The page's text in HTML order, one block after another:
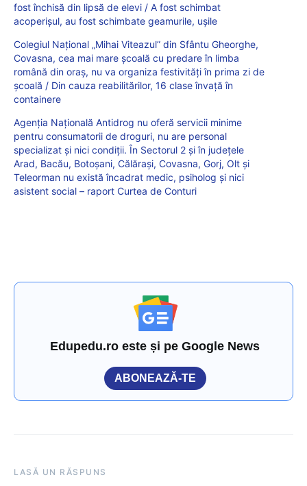
fost închisă din lipsă de elevi / A fost schimbat
acoperişul, au fost schimbate geamurile, uşile
Colegiul Naţional „Mihai Viteazul” din Sfântu Gheorghe,
Covasna, cea mai mare școală cu predare în limba
română din oraș, nu va organiza festivități în prima zi de
școală / Din cauza reabilitărilor, 16 clase învață în
containere
Agenția Națională Antidrog nu oferă servicii minime
pentru consumatorii de droguri, nu are personal
specializat și nici condiții. În Sectorul 2 și în județele
Arad, Bacău, Botoșani, Călărași, Covasna, Gorj, Olt și
Teleorman nu există încadrat medic, psiholog și nici
asistent social – raport Curtea de Conturi
Edupedu.ro este și pe Google News
ABONEAZĂ-TE
LASĂ UN RĂSPUNS